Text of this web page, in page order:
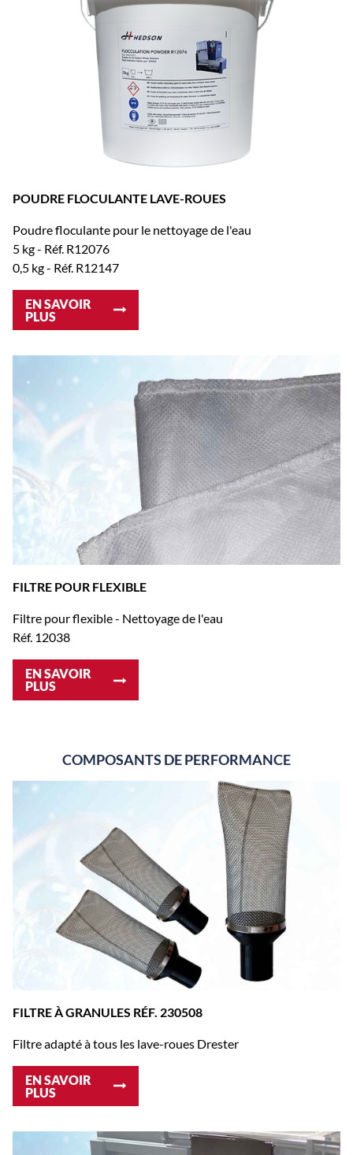
POUDRE FLOCULANTE LAVE-ROUES
Poudre floculante pour le nettoyage de l'eau
5 kg - Réf. R12076
0,5 kg - Réf. R12147
EN SAVOIR
PLUS
FILTRE POUR FLEXIBLE
Filtre pour flexible - Nettoyage de l'eau
Réf. 12038
EN SAVOIR
PLUS
COMPOSANTS DE PERFORMANCE
FILTRE À GRANULES RÉF. 230508
Filtre adapté à tous les lave-roues Drester
EN SAVOIR
PLUS